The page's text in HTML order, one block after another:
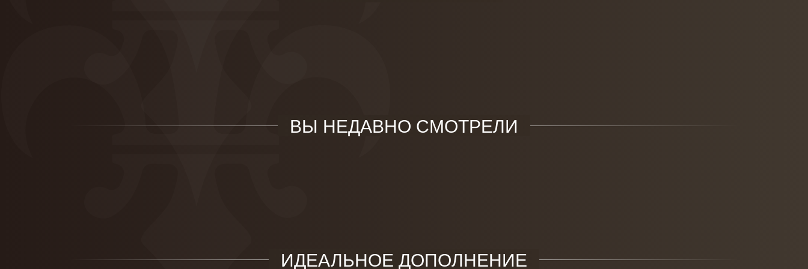
ВЫ НЕДАВНО СМОТРЕЛИ
ИДЕАЛЬНОЕ ДОПОЛНЕНИЕ